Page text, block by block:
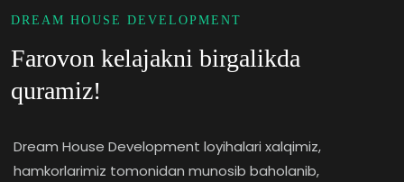
DREAM HOUSE DEVELOPMENT
Farovon kelajakni birgalikda
quramiz!
Dream House Development loyihalari xalqimiz,
hamkorlarimiz tomonidan munosib baholanib,